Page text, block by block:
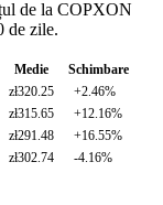
de la COPXON
de zile.
Medie
Schimbare
zł320.25
+2.46%
zł315.65
+12.16%
zł291.48
+16.55%
zł302.74 -4.16%